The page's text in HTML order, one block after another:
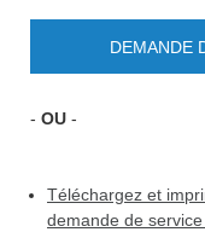
DEMANDE
- OU -
Téléchargez et
demande de service